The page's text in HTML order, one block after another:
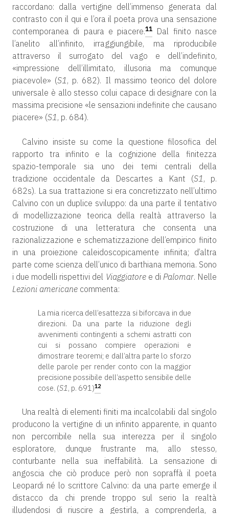
raccordano: dalla vertigine dell’immenso generata dal
contrasto con il qui e l’ora il poeta prova una sensazione
contemporanea di paura e piacere.11
Dal finito nasce
l’anelito all’infinito, irraggiungibile, ma riproducibile
attraverso il surrogato del vago e dell’indefinito,
«impressione dell’illimitato, illusoria ma comunque
piacevole» (S1, p. 682). Il massimo teorico del dolore
universale è allo stesso colui capace di designare con la
massima precisione «le sensazioni indefinite che causano
piacere» (S1, p. 684).
Calvino insiste su come la questione filosofica del
rapporto tra infinito e la cognizione della finitezza
spazio-temporale sia uno dei temi centrali della
tradizione occidentale da Descartes a Kant (S1, p.
682s). La sua trattazione si era concretizzato nell’ultimo
Calvino con un duplice sviluppo: da una parte il tentativo
di modellizzazione teorica della realtà attraverso la
costruzione di una letteratura che consenta una
razionalizzazione e schematizzazione dell’empirico finito
in una proiezione caleidoscopicamente infinita; d’altra
parte come scienza dell’unico di barthiana memoria. Sono
i due modelli rispettivi del Viaggiatoree di Palomar. Nelle
Lezioni americane commenta:
La mia ricerca dell’esattezza si biforcava in due
direzioni. Da una parte la riduzione degli
avvenimenti contingenti a schemi astratti con
cui si possano compiere operazioni e
dimostrare teoremi; e dall’altra parte lo sforzo
delle parole per render conto con la maggior
precisione possibile dell’aspetto sensibile delle
cose. (S1, p. 691)12
Una realtà di elementi finiti ma incalcolabili dal singolo
producono la vertigine di un infinito apparente, in quanto
non percorribile nella sua interezza per il singolo
esploratore, dunque frustrante ma, allo stesso,
conturbante nella sua ineffabilità. La sensazione di
angoscia che ciò produce però non sopraffà il poeta
Leopardi né lo scrittore Calvino: da una parte emerge il
distacco da chi prende troppo sul serio la realtà
illudendosi di riuscire a gestirla, a comprenderla, a